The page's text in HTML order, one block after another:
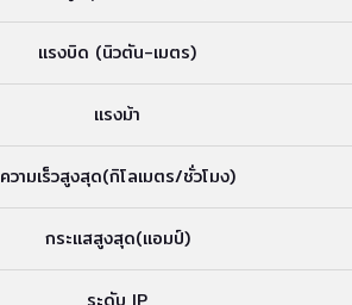
แรงบิด (นิวตัน-เมตร)
แรงม้า
ความเร็วสูงสุด(กิโลเมตร/ชั่วโมง)
กระแสสูงสุด(แอมป์)